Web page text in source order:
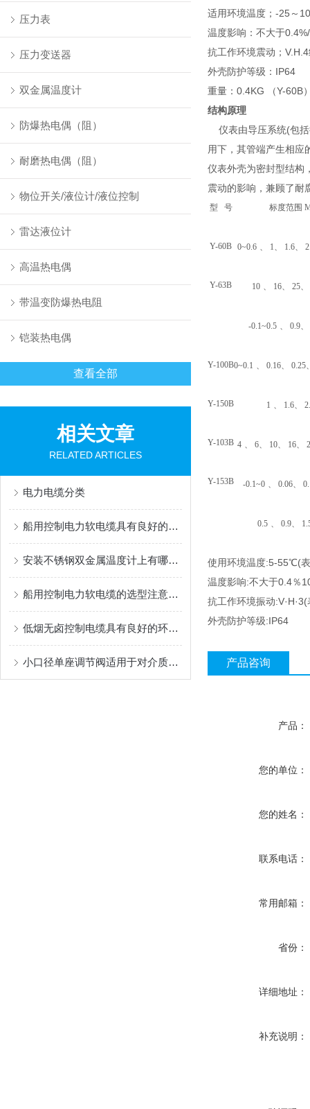
压力表
压力变送器
双金属温度计
防爆热电偶（阻）
耐磨热电偶（阻）
物位开关/液位计/液位控制
雷达液位计
高温热电偶
带温变防爆热电阻
铠装热电偶
查看全部
相关文章
RELATED ARTICLES
电力电缆分类
船用控制电力软电缆具有良好的电气性能
安装不锈钢双金属温度计上有哪些要求
船用控制电力软电缆的选型注意事项
低烟无卤控制电缆具有良好的环保性能
小口径单座调节阀适用于对介质流量或者压力的调节
适用环境温度；-25～
温度影响：不大于
抗工作环境震动；
外壳防护等级：IP64
重量：0.4KG （Y-60B
结构原理
仪表由导压系统(包
用下，其管端产生相应
仪表外壳为密封型结构
震动的影响，兼顾了耐
型 号 标度范围
Y-60B
Y-63B
0~0.6 、 1、 1.6、
10 、 16、 25
-0.1~0.5 、 0.9
Y-100B
Y-150B
Y-103B
Y-153B
0~0.1 、 0.16、 0.25
1 、 1.6、
4 、 6、 10、 16、
-0.1~0 、 0.06、
0.5 、 0.9、
使用环境温度:5-55℃(
温度影响:不大于0.4％
抗工作环境振动
外壳防护等级:IP64
产品咨询
产品：
您的单位：
您的姓名：
联系电话：
常用邮箱：
省份：
详细地址：
补充说明：